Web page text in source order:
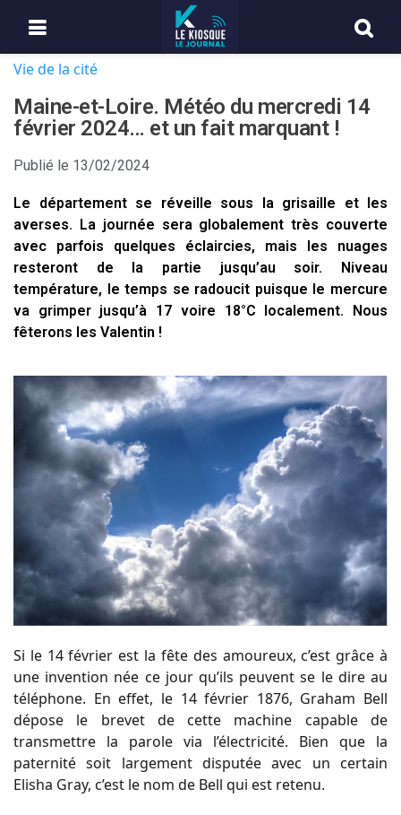
Vie de la cité
Maine-et-Loire. Météo du mercredi 14
février 2024… et un fait marquant !
Publié le 13/02/2024
Le département se réveille sous la grisaille et les
averses. La journée sera globalement très couverte
avec parfois quelques éclaircies, mais les nuages
resteront de la partie jusqu’au soir. Niveau
température, le temps se radoucit puisque le mercure
va grimper jusqu’à 17 voire 18°C localement. Nous
fêterons les Valentin !
Si le 14 février est la fête des amoureux, c’est grâce à
une invention née ce jour qu’ils peuvent se le dire au
téléphone. En effet, le 14 février 1876, Graham Bell
dépose le brevet de cette machine capable de
transmettre la parole via l’électricité. Bien que la
paternité soit largement disputée avec un certain
Elisha Gray, c’est le nom de Bell qui est retenu.